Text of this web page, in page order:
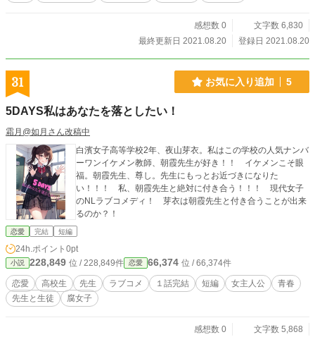
感想数 0
文字数 6,830
最終更新日 2021.08.20
登録日 2021.08.20
31 お気に入り追加 5
5DAYS私はあなたを落としたい！
霜月@如月さん改稿中
白濱女子高等学校2年、夜山芽衣。私はこの学校の人気ナンバ
ーワンイケメン教師、朝霞先生が好き！！ イケメンこそ眼
福。朝霞先生、尊し。先生にもっとお近づきになりた
い！！！ 私、朝霞先生と絶対に付き合う！！！ 現代女子
のNLラブコメディ！ 芽衣は朝霞先生と付き合うことが出来
るのか？！
恋愛 完結 短編
24h.ポイント 0pt
小説 228,849 位 / 228,849件 恋愛 66,374 位 / 66,374件
恋愛 高校生 先生 ラブコメ １話完結 短編 女主人公
青春
先生と生徒
腐女子
感想数 0
文字数 5,868